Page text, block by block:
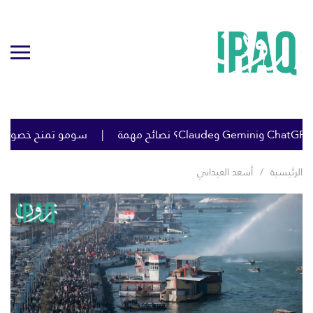
سومو تمنح خصومات
الرئيسية أسعد العيداني